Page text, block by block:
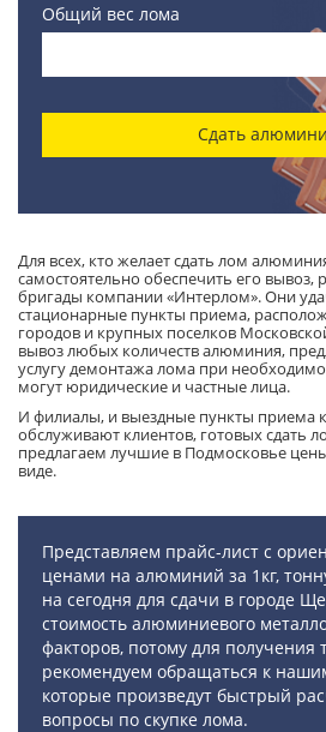
Общий вес лома
Сдать
Для всех, кто желает сдать лом
самостоятельно обеспечить его
бригады компании «Интерлом». Они
стационарные пункты приема,
городов и крупных поселков
вывоз любых количеств алюминия,
услугу демонтажа лома при
могут юридические и частные лица.
И филиалы, и выездные пункты приема
обслуживают клиентов, готовых сдать
предлагаем лучшие в Подмосковье
виде.
Представляем прайс-лист с
ценами на алюминий за 1кг,
на сегодня для сдачи в городе
стоимость алюминиевого
факторов, потому для получения
рекомендуем обращаться к
которые произведут быстрый
вопросы по скупке лома.